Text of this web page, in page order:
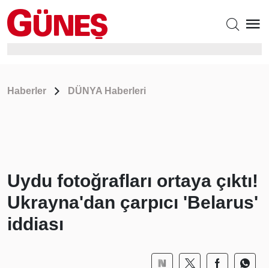
Haberler DÜNYA Haberleri
Uydu fotoğrafları ortaya çıktı!
Ukrayna'dan çarpıcı 'Belarus'
iddiası